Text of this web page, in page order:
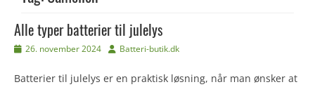
Alle typer batterier til julelys
Udgivet
26. november 2024 Forfatter
Batteri-butik.dk
Batterier til julelys er en praktisk løsning, når man ønsker at